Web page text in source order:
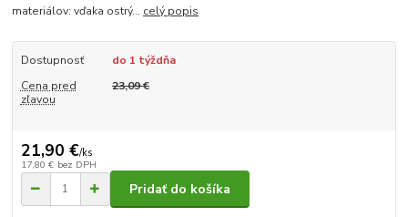
materiálov: vďaka ostrý... celý popis
Dostupnosť
do 1 týždňa
Cena pred
zľavou
23,09 €
21,90 €/ks
17,80 € bez DPH
Pridať do košíka